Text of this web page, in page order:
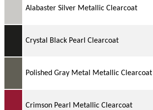
Alabaster Silver Metallic Clearcoat
Crystal Black Pearl Clearcoat
Polished Gray Metal Metallic Clearcoat
Crimson Pearl Metallic Clearcoat